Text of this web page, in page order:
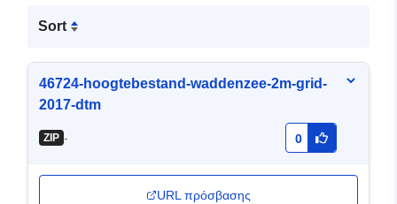
Sort
46724-hoogtebestand-waddenzee-2m-grid-
2017-dtm
ZIP - 0
URL πρόσβασης